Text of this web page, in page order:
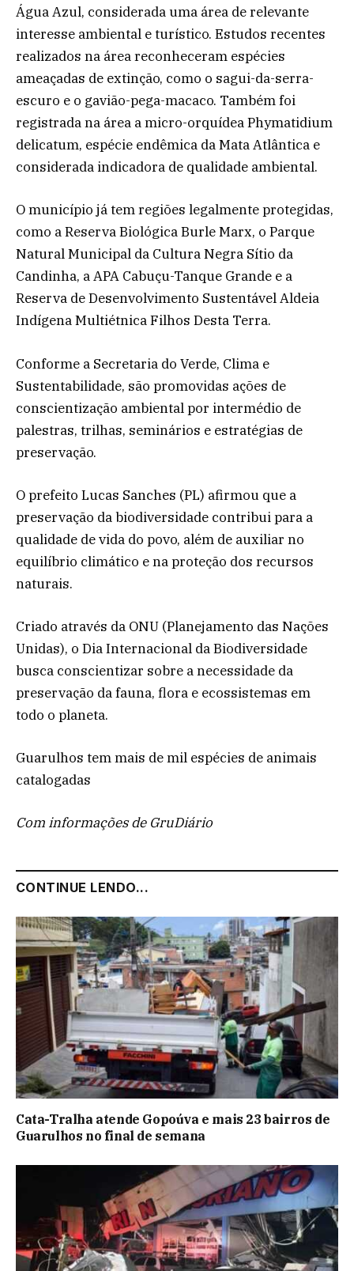
Água Azul, considerada uma área de relevante
interesse ambiental e turístico. Estudos recentes
realizados na área reconheceram espécies
ameaçadas de extinção, como o sagui-da-serra-
escuro e o gavião-pega-macaco. Também foi
registrada na área a micro-orquídea Phymatidium
delicatum, espécie endêmica da Mata Atlântica e
considerada indicadora de qualidade ambiental.
O município já tem regiões legalmente protegidas,
como a Reserva Biológica Burle Marx, o Parque
Natural Municipal da Cultura Negra Sítio da
Candinha, a APA Cabuçu-Tanque Grande e a
Reserva de Desenvolvimento Sustentável Aldeia
Indígena Multiétnica Filhos Desta Terra.
Conforme a Secretaria do Verde, Clima e
Sustentabilidade, são promovidas ações de
conscientização ambiental por intermédio de
palestras, trilhas, seminários e estratégias de
preservação.
O prefeito Lucas Sanches (PL) afirmou que a
preservação da biodiversidade contribui para a
qualidade de vida do povo, além de auxiliar no
equilíbrio climático e na proteção dos recursos
naturais.
Criado através da ONU (Planejamento das Nações
Unidas), o Dia Internacional da Biodiversidade
busca conscientizar sobre a necessidade da
preservação da fauna, flora e ecossistemas em
todo o planeta.
Guarulhos tem mais de mil espécies de animais
catalogadas
Com informações de GruDiário
CONTINUE LENDO...
Cata-Tralha atende Gopoúva e mais 23 bairros de
Guarulhos no final de semana